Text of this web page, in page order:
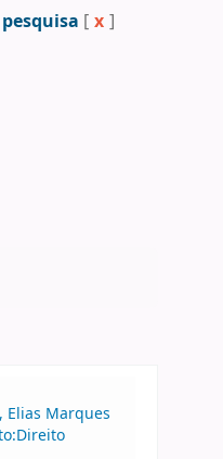
[ x ]
Elias Marques